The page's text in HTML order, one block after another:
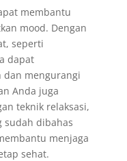
membantu
mood. Dengan
seperti
dapat
dan mengurangi
Anda juga
teknik relaksasi,
sudah dibahas
menjaga
sehat.